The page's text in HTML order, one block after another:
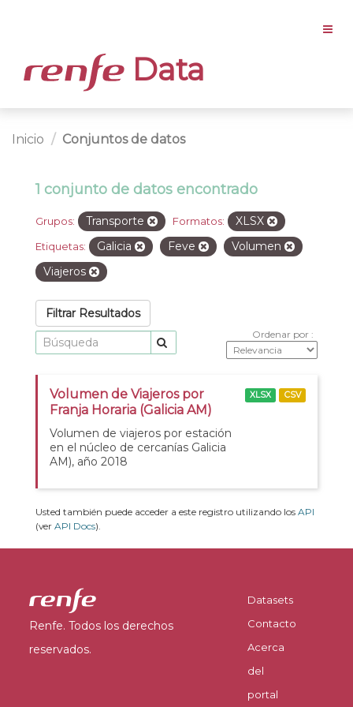
Data
Inicio Conjuntos de datos
1 conjunto de datos encontrado
Grupos: Transporte Formatos: XLSX
Etiquetas: Galicia Feve
Volumen
Viajeros
Filtrar Resultados
Ordenar por
Volumen de Viajeros por
Franja Horaria (Galicia AM)
Volumen de viajeros por estación
en el núcleo de cercanías Galicia
AM), año 2018
XLSX CSV
Usted también puede acceder a este registro utilizando los API
(ver API Docs).
Renfe. Todos los derechos
reservados.
Datasets
Contacto
Acerca
del
portal